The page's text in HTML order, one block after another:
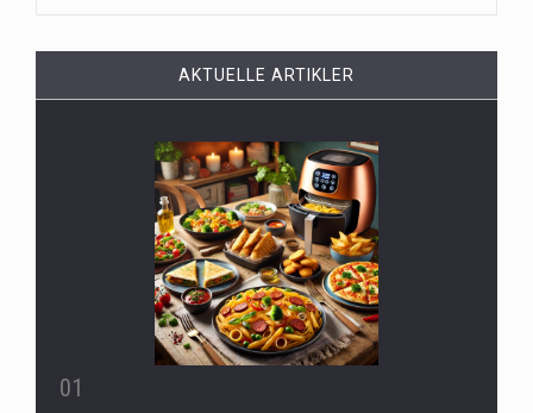
AKTUELLE ARTIKLER
01